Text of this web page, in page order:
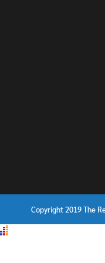
Copyright 2019 The